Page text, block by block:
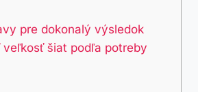
pre dokonalý‌ výsledok
veľkosť šiat podľa potreby